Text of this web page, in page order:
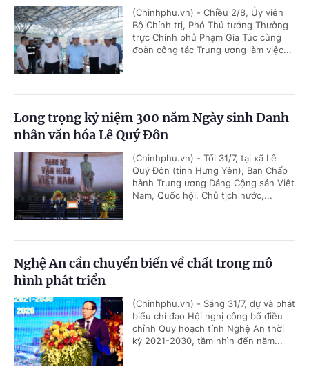
(Chinhphu.vn) - Chiều 2/8, Ủy viên
Bộ Chính trị, Phó Thủ tướng Thường
trực Chính phủ Phạm Gia Túc cùng
đoàn công tác Trung ương làm việc...
Long trọng kỷ niệm 300 năm Ngày sinh Danh
nhân văn hóa Lê Quý Đôn
(Chinhphu.vn) - Tối 31/7, tại xã Lê
Quý Đôn (tỉnh Hưng Yên), Ban Chấp
hành Trung ương Đảng Cộng sản Việt
Nam, Quốc hội, Chủ tịch nước,...
Nghệ An cần chuyển biến về chất trong mô
hình phát triển
(Chinhphu.vn) - Sáng 31/7, dự và phát
biểu chỉ đạo Hội nghị công bố điều
chỉnh Quy hoạch tỉnh Nghệ An thời
kỳ 2021-2030, tầm nhìn đến năm...